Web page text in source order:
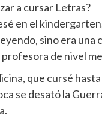
a cursar Letras?
en el
sino era una
de nivel
que cursé
se desató la